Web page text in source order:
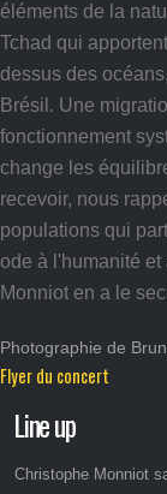
éléments de la
Tchad qui
dessus des
Brésil. Une
fonctionnement
change les
recevoir, nous
populations qui
ode à l'humanité
Monniot en a le
Photographie de
Flyer du concert
Line up
Christophe Monniot